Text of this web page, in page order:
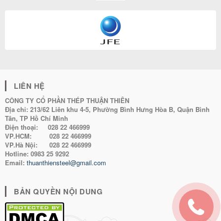
LIÊN HỆ
CÔNG TY CỔ PHẦN THÉP THUẬN THIÊN
Địa chỉ: 213/62 Liên khu 4-5, Phường Bình Hưng Hòa B, Quận Bình
Tân, TP Hồ Chí Minh
Điện thoại:
028 22 466999
VP.HCM:
028 22 466999
VP.Hà Nội:
028 22 466999
Hotline: 0983 25 9292
Email: thuanthiensteel@gmail.com
BẢN QUYỀN NỘI DUNG